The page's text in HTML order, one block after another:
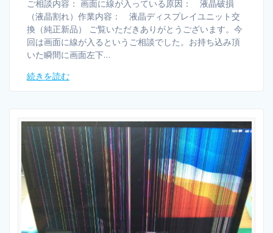
ご相談内容： 画面に線が入っている原因： 液晶破損
（液晶割れ）作業内容： 液晶ディスプレイユニット交
換（純正新品） ご覧いただきありがとうございます。今
回は画面に線が入るというご相談でした。お持ち込み頂
いた瞬間に画面左下…
続きを読む